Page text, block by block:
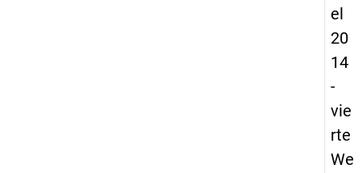
el
20
14
-
vie
rte
We